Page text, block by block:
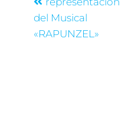
del Musical
«RAPUNZEL»